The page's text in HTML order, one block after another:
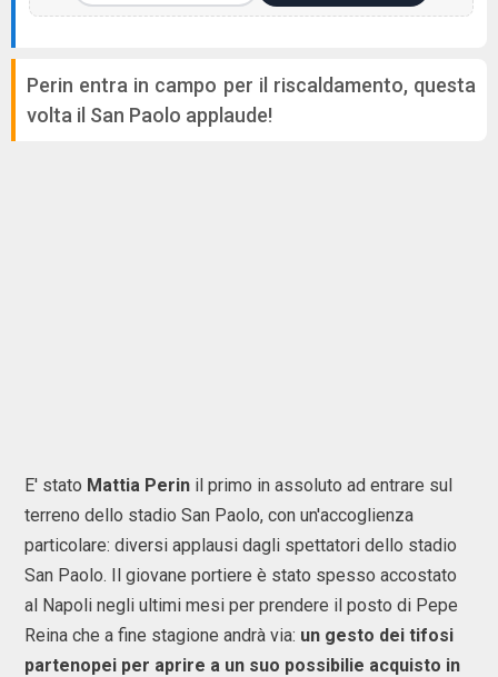
Perin entra in campo per il riscaldamento, questa
volta il San Paolo applaude!
E' stato Mattia Perin il primo in assoluto ad entrare sul
terreno dello stadio San Paolo, con un'accoglienza
particolare: diversi applausi dagli spettatori dello stadio
San Paolo. Il giovane portiere è stato spesso accostato
al Napoli negli ultimi mesi per prendere il posto di Pepe
Reina che a fine stagione andrà via: un gesto dei tifosi
partenopei per aprire a un suo possibilie acquisto in